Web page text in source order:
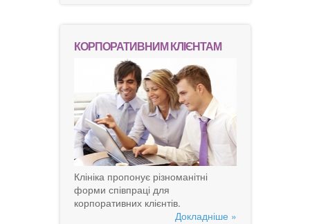
КОРПОРАТИВНИМ КЛІЄНТАМ
Клініка пропонує різноманітні
форми співпраці для
корпоративних клієнтів.
Докладніше »